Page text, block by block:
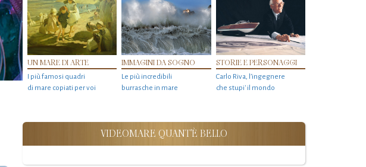
UN MARE DI ARTE
I più famosi quadri
di mare copiati per voi
IMMAGINI DA SOGNO
Le più incredibili
burrasche in mare
STORIE E PERSONAGGI
Carlo Riva, l’ingegnere
che stupi' il mondo
VIDEOMARE QUANT'È BELLO